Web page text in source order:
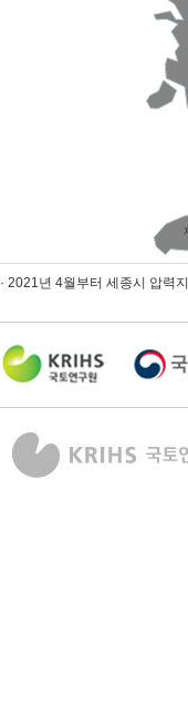
· 2021년 4월부터 세종시 압력